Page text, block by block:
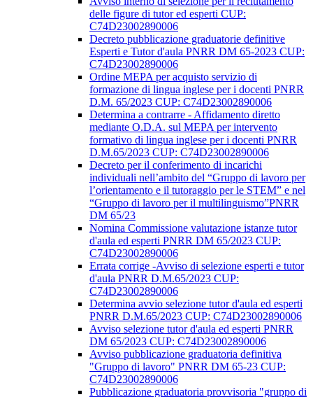
delle figure di tutor ed esperti CUP:
C74D23002890006
Decreto pubblicazione graduatorie definitive
Esperti e Tutor d'aula PNRR DM 65-2023 CUP:
C74D23002890006
Ordine MEPA per acquisto servizio di
formazione di lingua inglese per i docenti PNRR
D.M. 65/2023 CUP: C74D23002890006
Determina a contrarre - Affidamento diretto
mediante O.D.A. sul MEPA per intervento
formativo di lingua inglese per i docenti PNRR
D.M.65/2023 CUP: C74D23002890006
Decreto per il conferimento di incarichi
individuali nell’ambito del “Gruppo di lavoro per
l’orientamento e il tutoraggio per le STEM” e nel
“Gruppo di lavoro per il multilinguismo”PNRR
DM 65/23
Nomina Commissione valutazione istanze tutor
d'aula ed esperti PNRR DM 65/2023 CUP:
C74D23002890006
Errata corrige -Avviso di selezione esperti e tutor
d'aula PNRR D.M.65/2023 CUP:
C74D23002890006
Determina avvio selezione tutor d'aula ed esperti
PNRR D.M.65/2023 CUP: C74D23002890006
Avviso selezione tutor d'aula ed esperti PNRR
DM 65/2023 CUP: C74D23002890006
Avviso pubblicazione graduatoria definitiva
"Gruppo di lavoro" PNRR DM 65-23 CUP:
C74D23002890006
Pubblicazione graduatoria provvisoria "gruppo di